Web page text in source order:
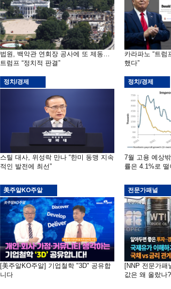
법원, 백악관 연회장 공사에 또 제동…
트럼프 “정치적 판결”
카라파노 “트럼
했다”
정치/경제
스틸 대사, 위성락 만나 “한미 동맹 지속
적인 발전에 최선”
정치/경제
7월 고용 예상
률은 4.1%로 떨
美주알KO주알
[美주알KO주알] 기업철학 "3D" 공유합
니다
전문가패널
[NNP 전문가패
값은 왜 올랐